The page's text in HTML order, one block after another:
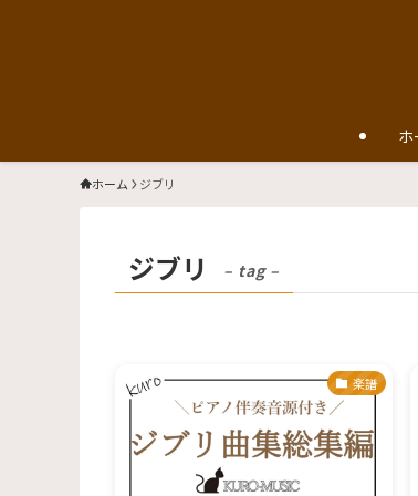
ホ
ホーム ジブリ
ジブリ – tag –
楽譜